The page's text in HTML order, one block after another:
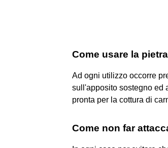
Come usare la
Ad ogni utilizzo occorre
sull'apposito sostegno ed
pronta per la cottura di
Come non far